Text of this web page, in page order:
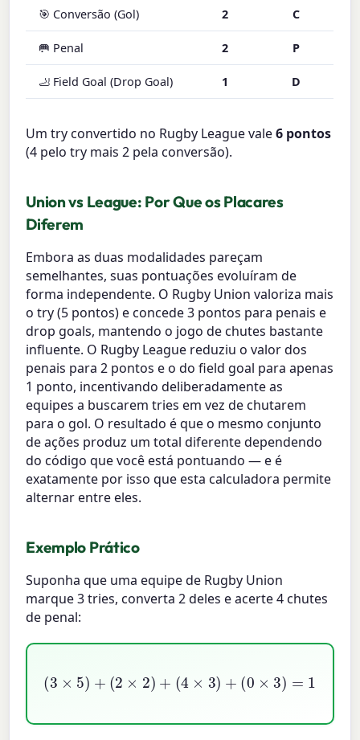
🎯 Conversão (Gol) 2 C
🥅 Penal 2 P
🦶 Field Goal (Drop Goal) 1 D
Um try convertido no Rugby League vale6 pontos
(4 pelo try mais 2 pela conversão).
Union vs League: Por Que os Placares
Diferem
Embora as duas modalidades pareçam
semelhantes, suas pontuações evoluíram de
forma independente. O Rugby Union valoriza mais
o try (5 pontos) e concede 3 pontos para penais e
drop goals, mantendo o jogo de chutes bastante
influente. O Rugby League reduziu o valor dos
penais para 2 pontos e o do field goal para apenas
1 ponto, incentivando deliberadamente as
equipes a buscarem tries em vez de chutarem
para o gol. O resultado é que o mesmo conjunto
de ações produz um total diferente dependendo
do código que você está pontuando — e é
exatamente por isso que esta calculadora permite
alternar entre eles.
Exemplo Prático
Suponha que uma equipe de Rugby Union
marque 3 tries, converta 2 deles e acerte 4 chutes
de penal:
(3 ×5)+ 2 ×2 + 4× 3 +
0× 3 =15 4+ 12+ = 31